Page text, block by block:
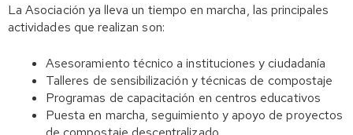
La Asociación ya lleva un tiempo en marcha, las principales
actividades que realizan son:
Asesoramiento técnico a instituciones y ciudadanía
Talleres de sensibilización y técnicas de compostaje
Programas de capacitación en centros educativos
Puesta en marcha, seguimiento y apoyo de proyectos